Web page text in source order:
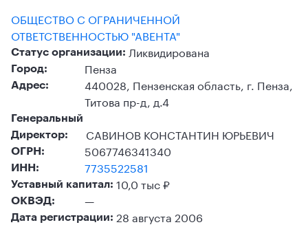
ОБЩЕСТВО С ОГРАНИЧЕННОЙ
ОТВЕТСТВЕННОСТЬЮ "АВЕНТА"
Статус организации: Ликвидирована
Город: Пенза
Адрес:
440028, Пензенская область, г. Пенза,
Титова пр-д, д.4
Генеральный
Директор:
САВИНОВ КОНСТАНТИН ЮРЬЕВИЧ
ОГРН: 5067746341340
ИНН: 7735522581
Уставный капитал: 10,0 тыс ₽
ОКВЭД: —
Дата регистрации: 28 августа 2006